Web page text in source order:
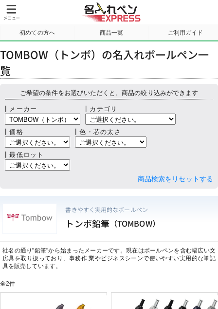
初めての方へ 商品一覧 ご利用ガイド
TOMBOW（トンボ）の名入れボールペン一
覧
ご希望の条件をお選びいただくと、商品の絞り込みができます
┃メーカー ┃カテゴリ
┃価格 ┃色・芯の太さ
┃最低ロット
商品検索をリセットする
書きやすく実用的なボールペン
トンボ鉛筆（TOMBOW）
社名の通り"鉛筆"から始まったメーカーです。現在はボールペンを含む幅広い文
房具を取り扱っており、事務作 業やビジネスシーンで使いやすい実用的な筆記
具を販売しています。
全2件